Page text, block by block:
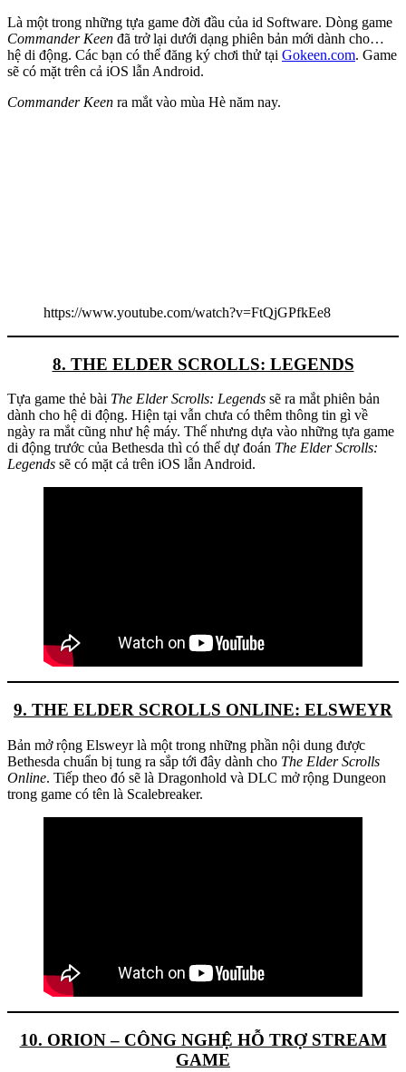
Là một trong những tựa game đời đầu của id Software. Dòng game
Commander Keen đã trở lại dưới dạng phiên bản mới dành cho…
hệ di động. Các bạn có thể đăng ký chơi thử tại Gokeen.com. Game
sẽ có mặt trên cả iOS lẫn Android.
Commander Keen ra mắt vào mùa Hè năm nay.
https://www.youtube.com/watch?v=FtQjGPfkEe8
8. THE ELDER SCROLLS: LEGENDS
Tựa game thẻ bài The Elder Scrolls: Legends sẽ ra mắt phiên bản
dành cho hệ di động. Hiện tại vẫn chưa có thêm thông tin gì về
ngày ra mắt cũng như hệ máy. Thế nhưng dựa vào những tựa game
di động trước của Bethesda thì có thể dự đoán The Elder Scrolls:
Legends sẽ có mặt cả trên iOS lẫn Android.
9. THE ELDER SCROLLS ONLINE: ELSWEYR
Bản mở rộng Elsweyr là một trong những phần nội dung được
Bethesda chuẩn bị tung ra sắp tới đây dành cho The Elder Scrolls
Online. Tiếp theo đó sẽ là Dragonhold và DLC mở rộng Dungeon
trong game có tên là Scalebreaker.
10. ORION – CÔNG NGHỆ HỖ TRỢ STREAM
GAME